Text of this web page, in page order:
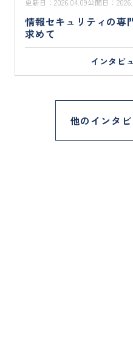
更新日： 2026.04.09公開日：
情報セキュリティの専
求めて
インタビ
他のインタ